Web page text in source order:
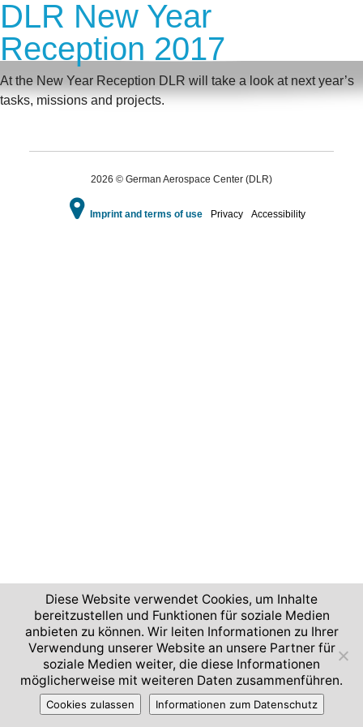
DLR New Year
Reception 2017
At the New Year Reception DLR will take a look at next year’s
tasks, missions and projects.
2026 © German Aerospace Center (DLR)
Imprint and terms of use Privacy Accessibility
Diese Website verwendet Cookies, um Inhalte
bereitzustellen und Funktionen für soziale Medien
anbieten zu können. Wir leiten Informationen zu Ihrer
Verwendung unserer Website an unsere Partner für
soziale Medien weiter, die diese Informationen
möglicherweise mit weiteren Daten zusammenführen.
Cookies zulassen Informationen zum Datenschutz